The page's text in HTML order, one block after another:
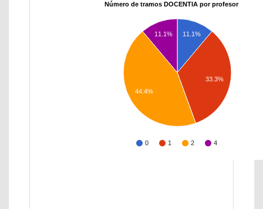
Número de tramos DOCENTIA por profesor
0 1 2 4
11.1%
33.3%
11.1%
44.4%